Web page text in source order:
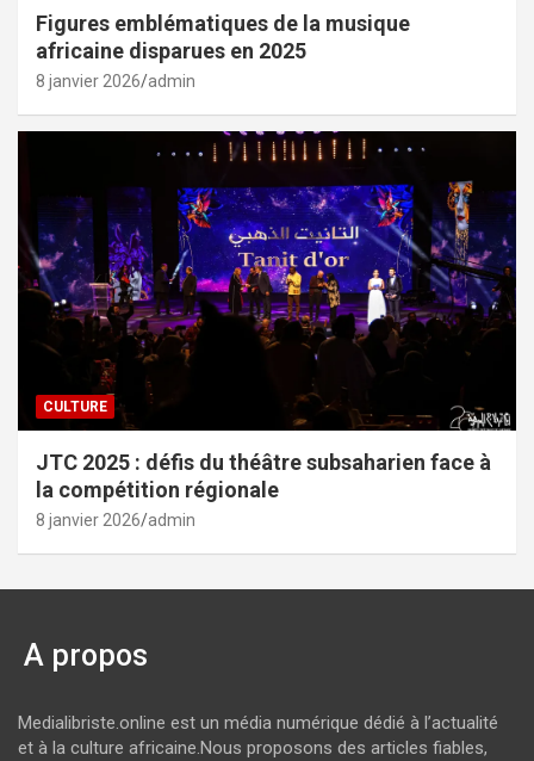
Figures emblématiques de la musique
africaine disparues en 2025
8 janvier 2026 admin
CULTURE
JTC 2025 : défis du théâtre subsaharien face à
la compétition régionale
8 janvier 2026 admin
A propos
Medialibriste.online est un média numérique dédié à l’actualité
et à la culture africaine.Nous proposons des articles fiables,